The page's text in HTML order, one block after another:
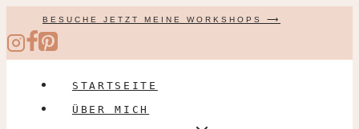
Inhalt
BESUCHE JETZT MEINE WORKSHOPS ⟶
STARTSEITE
ÜBER MICH